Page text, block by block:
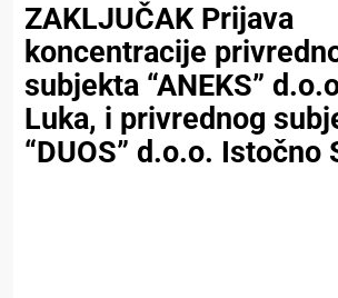
ZAKLJUČAK Prijava
koncentracije
subjekta “ANEKS”
Luka, i privrednog
“DUOS” d.o.o. Istočno